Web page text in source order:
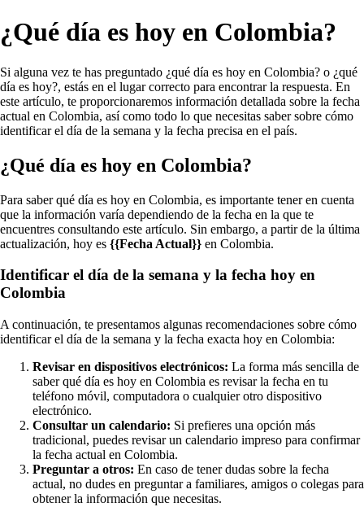
¿Qué día es hoy en Colombia?
Si alguna vez te has preguntado ¿qué día es hoy en Colombia? o ¿qué
día es hoy?, estás en el lugar correcto para encontrar la respuesta. En
este artículo, te proporcionaremos información detallada sobre la fecha
actual en Colombia, así como todo lo que necesitas saber sobre cómo
identificar el día de la semana y la fecha precisa en el país.
¿Qué día es hoy en Colombia?
Para saber qué día es hoy en Colombia, es importante tener en cuenta
que la información varía dependiendo de la fecha en la que te
encuentres consultando este artículo. Sin embargo, a partir de la última
actualización, hoy es {{Fecha Actual}} en Colombia.
Identificar el día de la semana y la fecha hoy en
Colombia
A continuación, te presentamos algunas recomendaciones sobre cómo
identificar el día de la semana y la fecha exacta hoy en Colombia:
Revisar en dispositivos electrónicos: La forma más sencilla de
saber qué día es hoy en Colombia es revisar la fecha en tu
teléfono móvil, computadora o cualquier otro dispositivo
electrónico.
Consultar un calendario: Si prefieres una opción más
tradicional, puedes revisar un calendario impreso para confirmar
la fecha actual en Colombia.
Preguntar a otros: En caso de tener dudas sobre la fecha
actual, no dudes en preguntar a familiares, amigos o colegas para
obtener la información que necesitas.